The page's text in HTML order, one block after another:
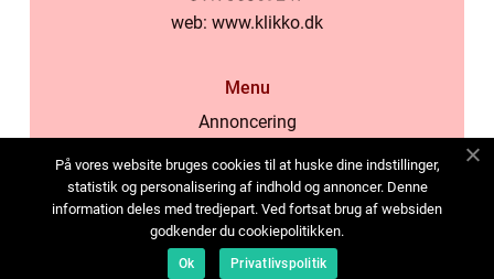
web: www.klikko.dk
Menu
Annoncering
Cookies
Kontakt os
Sitemap
På vores website bruges cookies til at huske dine indstillinger,
statistik og personalisering af indhold og annoncer. Denne
information deles med tredjepart. Ved fortsat brug af websiden
godkender du cookiepolitikken.
Ok Privatlivspolitik